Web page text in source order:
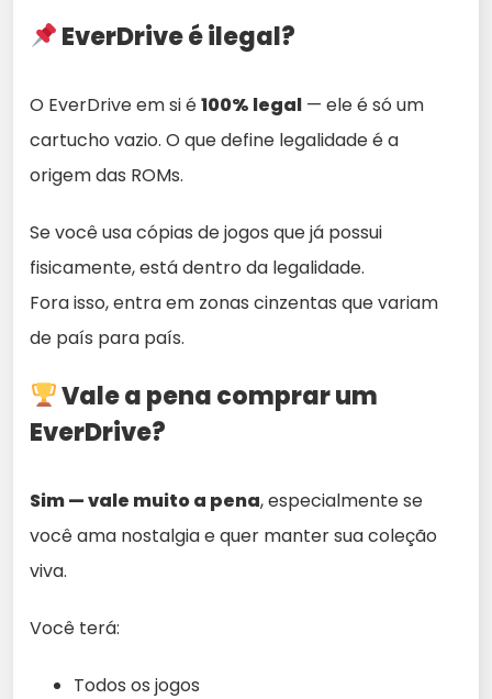
EverDrive é ilegal?
O EverDrive em si é100% legal — ele é só um
cartucho vazio. O que define legalidade é a
origem das ROMs.
Se você usa cópias de jogos que já possui
fisicamente, está dentro da legalidade.
Fora isso, entra em zonas cinzentas que variam
de país para país.
Vale a pena comprar um
EverDrive?
Sim — vale muito a pena, especialmente se
você ama nostalgia e quer manter sua coleção
viva.
Você terá:
Todos os jogos